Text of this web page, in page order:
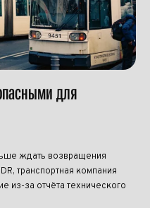
для
ждать возвращения
транспортная компания
из-за отчёта технического